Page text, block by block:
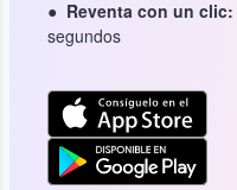
Reventa con un clic:
segundos